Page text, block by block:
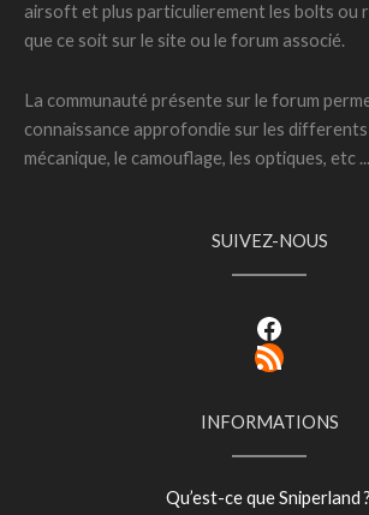
airsoft et plus particulierement les bolts ou
que ce soit sur le site ou le forum associé.
La communauté présente sur le forum
connaissance approfondie sur les
mécanique, le camouflage, les optiques, etc ...
SUIVEZ-NOUS
Facebook
RSS Feed
INFORMATIONS
Qu’est-ce que Sniperland ?